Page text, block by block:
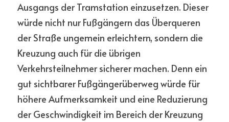
Ausgangs der Tramstation einzusetzen. Dieser
würde nicht nur Fußgängern das Überqueren
der Straße ungemein erleichtern, sondern die
Kreuzung auch für die übrigen
Verkehrsteilnehmer sicherer machen. Denn ein
gut sichtbarer Fußgängerüberweg würde für
höhere Aufmerksamkeit und eine Reduzierung
der Geschwindigkeit im Bereich der Kreuzung